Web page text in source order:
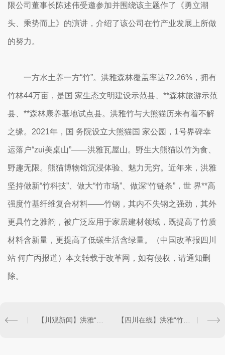
限公司董事长陈述伟受邀参加并围绕该主题作了《勇立潮
头、乘势而上》的演讲，介绍了该公司在竹产业发展上所做
的努力。
一方水土养一方“竹”。洪雅森林覆盖率达72.26%，拥有
竹林44万亩，是国 家生态文明建设示范县、**森林旅游示范
县、**森林康养基地试点县。洪雅竹与大熊猫历来有着不解
之缘。2021年，国 务院设立大熊猫国 家公园，1号界碑幸
运落户“zui美桌山”——洪雅瓦屋山。野生大熊猫以竹为食、
野趣无限。熊猫博物馆沉浸体验、魅力无穷。近年来，洪雅
坚持做新“竹科技”、做大“竹市场”、做深“竹链条”，世 界**高
强度竹基纤维复合材料——竹钢，其内不失钢之强劲，其外
更具竹之雅韵，被广泛应用于家居建材领域，既提高了竹质
材料含新量，更提高了低碳生活含绿量。（中国改革报四川
站 何广丙报道）本文转载于改革网，如有侵权，请通知删
除。